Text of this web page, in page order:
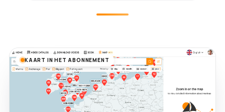
KAART IN HET ABONNEMENT